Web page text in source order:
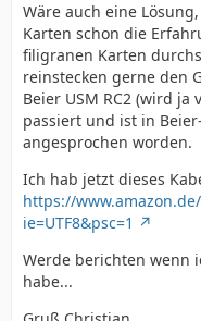
Wäre auch eine
Karten schon die
filigranen Karten
reinstecken gerne den
Beier USM RC2 (wird
passiert und ist in
angesprochen worden.
Ich hab jetzt dieses
https://
ie=UTF8&psc=1
Werde berichten wenn
habe...